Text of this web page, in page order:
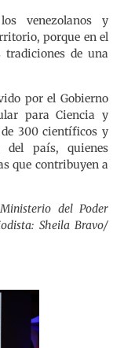
venezolanos y
porque en el
de una
por el Gobierno
para Ciencia y
300 científicos y
del país, quienes
que contribuyen a
del Poder
Sheila Bravo/